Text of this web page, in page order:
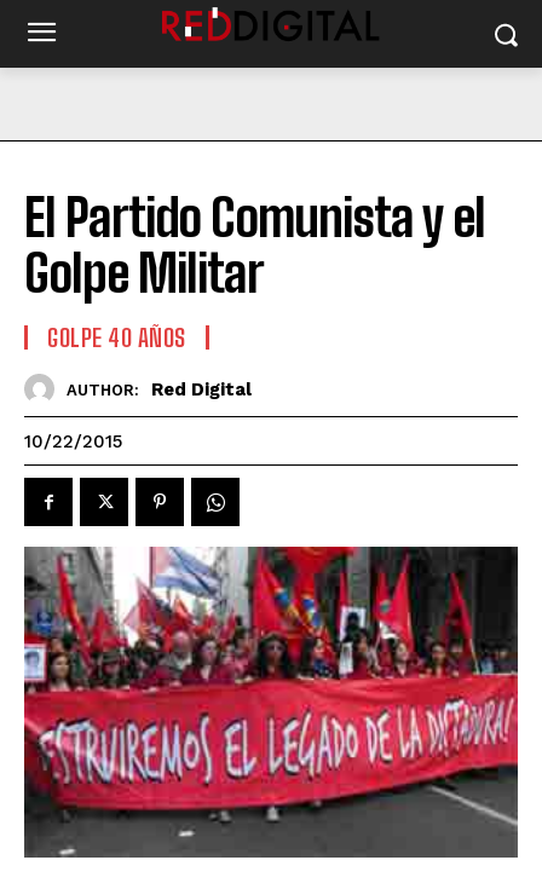
El Partido Comunista y el
Golpe Militar
GOLPE 40 AÑOS
AUTHOR: Red Digital
10/22/2015